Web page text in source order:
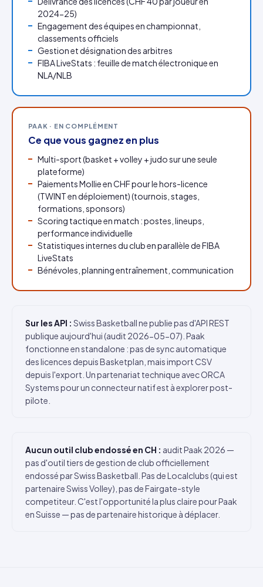
2024-25)
Engagement des équipes en championnat,
classements officiels
Gestion et désignation des arbitres
FIBA LiveStats : feuille de match électronique en
NLA/NLB
PAAK · EN COMPLÉMENT
Ce que vous gagnez en plus
Multi-sport (basket + volley + judo sur une seule
plateforme)
Paiements Mollie en CHF pour le hors-licence
(TWINT en déploiement) (tournois, stages,
formations, sponsors)
Scoring tactique en match : postes, lineups,
performance individuelle
Statistiques internes du club en parallèle de FIBA
LiveStats
Bénévoles, planning entraînement, communication
Sur les API : Swiss Basketball ne publie pas d'API REST
publique aujourd'hui (audit 2026-05-07). Paak
fonctionne en standalone : pas de sync automatique
des licences depuis Basketplan, mais import CSV
depuis l'export. Un partenariat technique avec ORCA
Systems pour un connecteur natif est à explorer post-
pilote.
Aucun outil club endossé en CH : audit Paak 2026 —
pas d'outil tiers de gestion de club officiellement
endossé par Swiss Basketball. Pas de Localclubs (qui est
partenaire Swiss Volley), pas de Fairgate-style
competiteur. C'est l'opportunité la plus claire pour Paak
en Suisse — pas de partenaire historique à déplacer.